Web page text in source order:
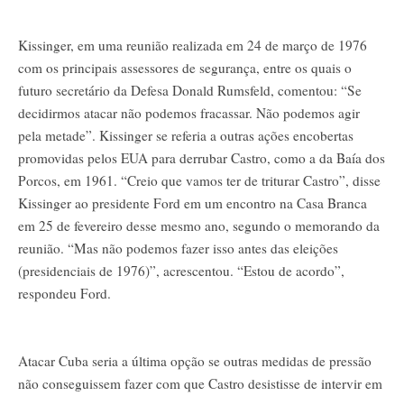
Kissinger, em uma reunião realizada em 24 de março de 1976
com os principais assessores de segurança, entre os quais o
futuro secretário da Defesa Donald Rumsfeld, comentou: “Se
decidirmos atacar não podemos fracassar. Não podemos agir
pela metade”. Kissinger se referia a outras ações encobertas
promovidas pelos EUA para derrubar Castro, como a da Baía dos
Porcos, em 1961. “Creio que vamos ter de triturar Castro”, disse
Kissinger ao presidente Ford em um encontro na Casa Branca
em 25 de fevereiro desse mesmo ano, segundo o memorando da
reunião. “Mas não podemos fazer isso antes das eleições
(presidenciais de 1976)”, acrescentou. “Estou de acordo”,
respondeu Ford.
Atacar Cuba seria a última opção se outras medidas de pressão
não conseguissem fazer com que Castro desistisse de intervir em